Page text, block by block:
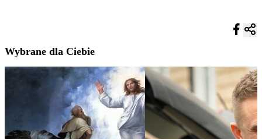
Wybrane dla Ciebie